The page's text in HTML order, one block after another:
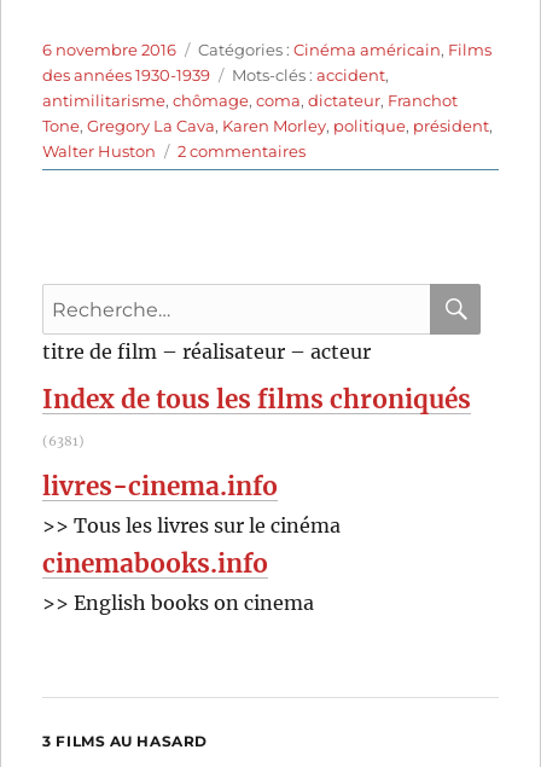
Publié
le
6 novembre 2016 Catégories
Catégories :Cinéma américain, Films
des années 1930-1939
Étiquettes
Mots-clés :accident,
antimilitarisme,chômage,coma,dictateur, Franchot
Tone,Gregory La Cava, Karen Morley, politique, président,
Walter Huston
2 commentairessur
Gabriel
Gregory
Cava
Recherche
pour
titre de film – réalisateur – acteur
Index de tous les films chroniqués
(6381)
livres-cinema.info
>> Tous les livres sur le cinéma
cinemabooks.info
>> English books on cinema
3 FILMS AU HASARD